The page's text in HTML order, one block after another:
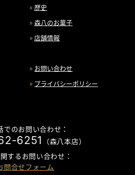
歴史
森八のお菓子
店舗情報
お問い合わせ
プライバシーポリシー
でのお問い合わせ：
6251
（森八本店）
するお問い合わせ：
問合せフォーム